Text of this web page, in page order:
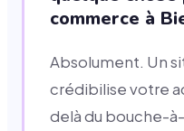
commerce à
Absolument. Un
crédibilise votre
delà du bouche-